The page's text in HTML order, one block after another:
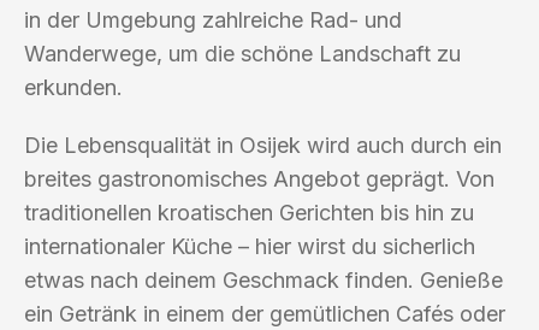
in der Umgebung zahlreiche Rad- und
Wanderwege, um die schöne Landschaft zu
erkunden.
Die Lebensqualität in Osijek wird auch durch ein
breites gastronomisches Angebot geprägt. Von
traditionellen kroatischen Gerichten bis hin zu
internationaler Küche – hier wirst du sicherlich
etwas nach deinem Geschmack finden. Genieße
ein Getränk in einem der gemütlichen Cafés oder